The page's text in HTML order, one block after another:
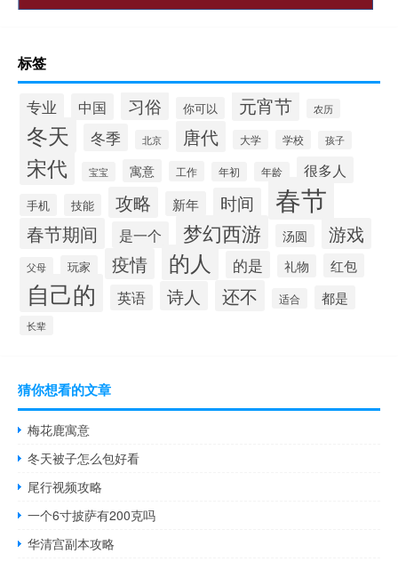
标签
专业 中国 习俗 你可以 元宵节 农历
冬天 冬季 北京 唐代 大学 学校 孩子
宋代 宝宝 寓意 工作 年初 年龄 很多人
手机 技能 攻略 新年 时间 春节
春节期间 是一个 梦幻西游 汤圆 游戏
父母 玩家 疫情 的人 的是 礼物 红包
自己的 英语 诗人 还不 适合 都是
长辈
猜你想看的文章
梅花鹿寓意
冬天被子怎么包好看
尾行视频攻略
一个6寸披萨有200克吗
华清宫副本攻略